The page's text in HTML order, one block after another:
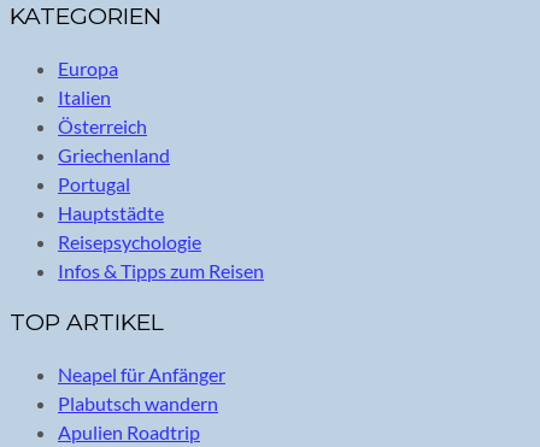
KATEGORIEN
Europa
Italien
Österreich
Griechenland
Portugal
Hauptstädte
Reisepsychologie
Infos & Tipps zum Reisen
TOP ARTIKEL
Neapel für Anfänger
Plabutsch wandern
Apulien Roadtrip